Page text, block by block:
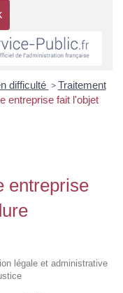
difficulté > Traitement
entreprise fait l'objet
entreprise
légale et administrative